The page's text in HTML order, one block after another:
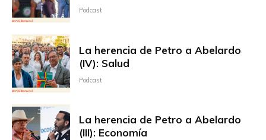
Podcast
La herencia de Petro a Abelardo
(IV): Salud
Podcast
La herencia de Petro a Abelardo
(III): Economía